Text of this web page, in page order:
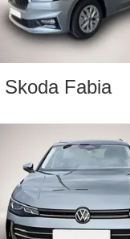
Skoda Fabia